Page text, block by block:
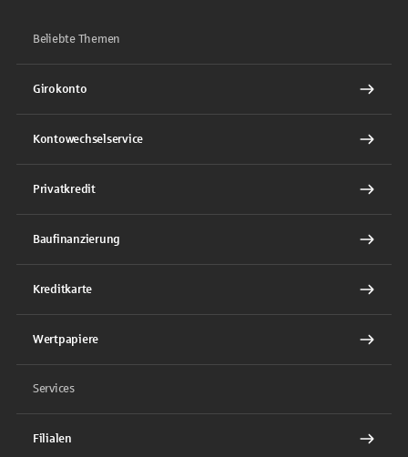
Beliebte Themen
Girokonto
Kontowechselservice
Privatkredit
Baufinanzierung
Kreditkarte
Wertpapiere
Services
Filialen